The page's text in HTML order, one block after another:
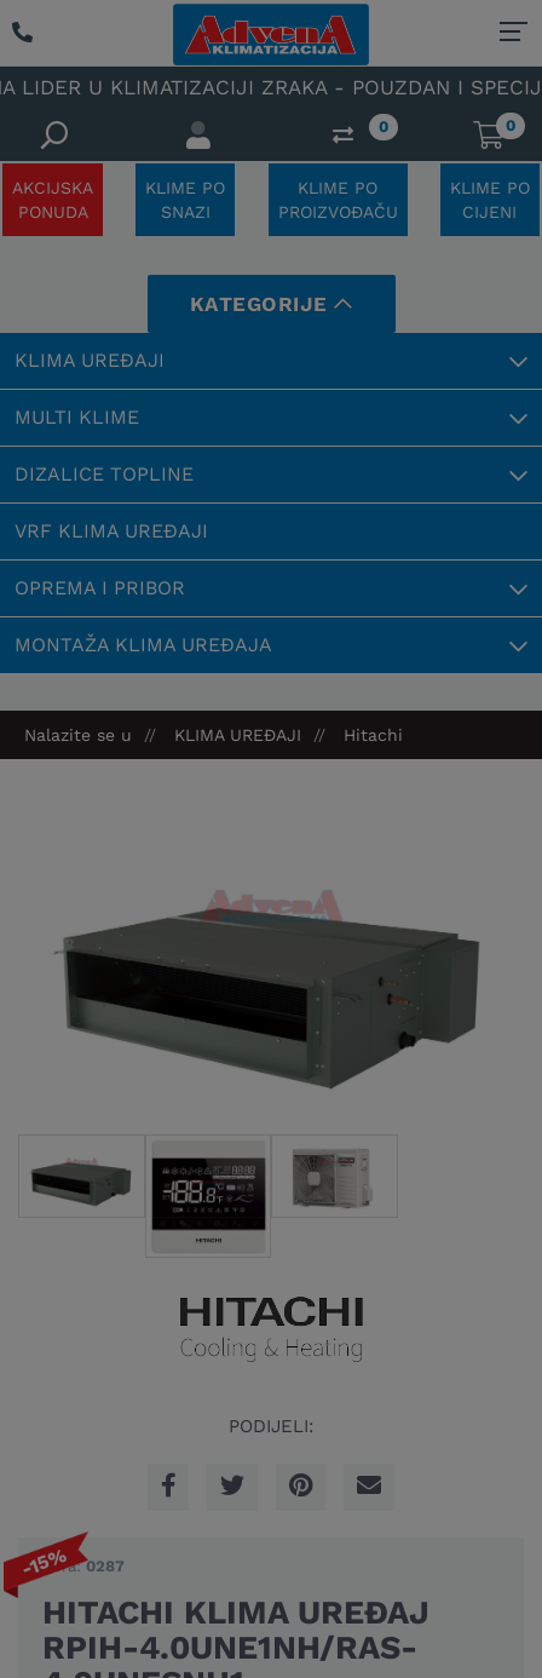
U KLIMATIZACIJI ZRAKA - POUZDAN I
0 0
AKCIJSKA
PONUDA
KLIME PO
SNAZI
KLIME PO
PROIZVOĐAČU
KLIME PO
CIJENI
KATEGORIJE
KLIMA UREĐAJI
MULTI KLIME
DIZALICE TOPLINE
VRF KLIMA UREĐAJI
OPREMA I PRIBOR
MONTAŽA KLIMA UREĐAJA
Nalazite se u KLIMA UREĐAJI Hitachi
PODIJELI:
-15%
Šifra:0287
HITACHI KLIMA UREĐAJ
RPIH-4.0UNE1NH/RAS-